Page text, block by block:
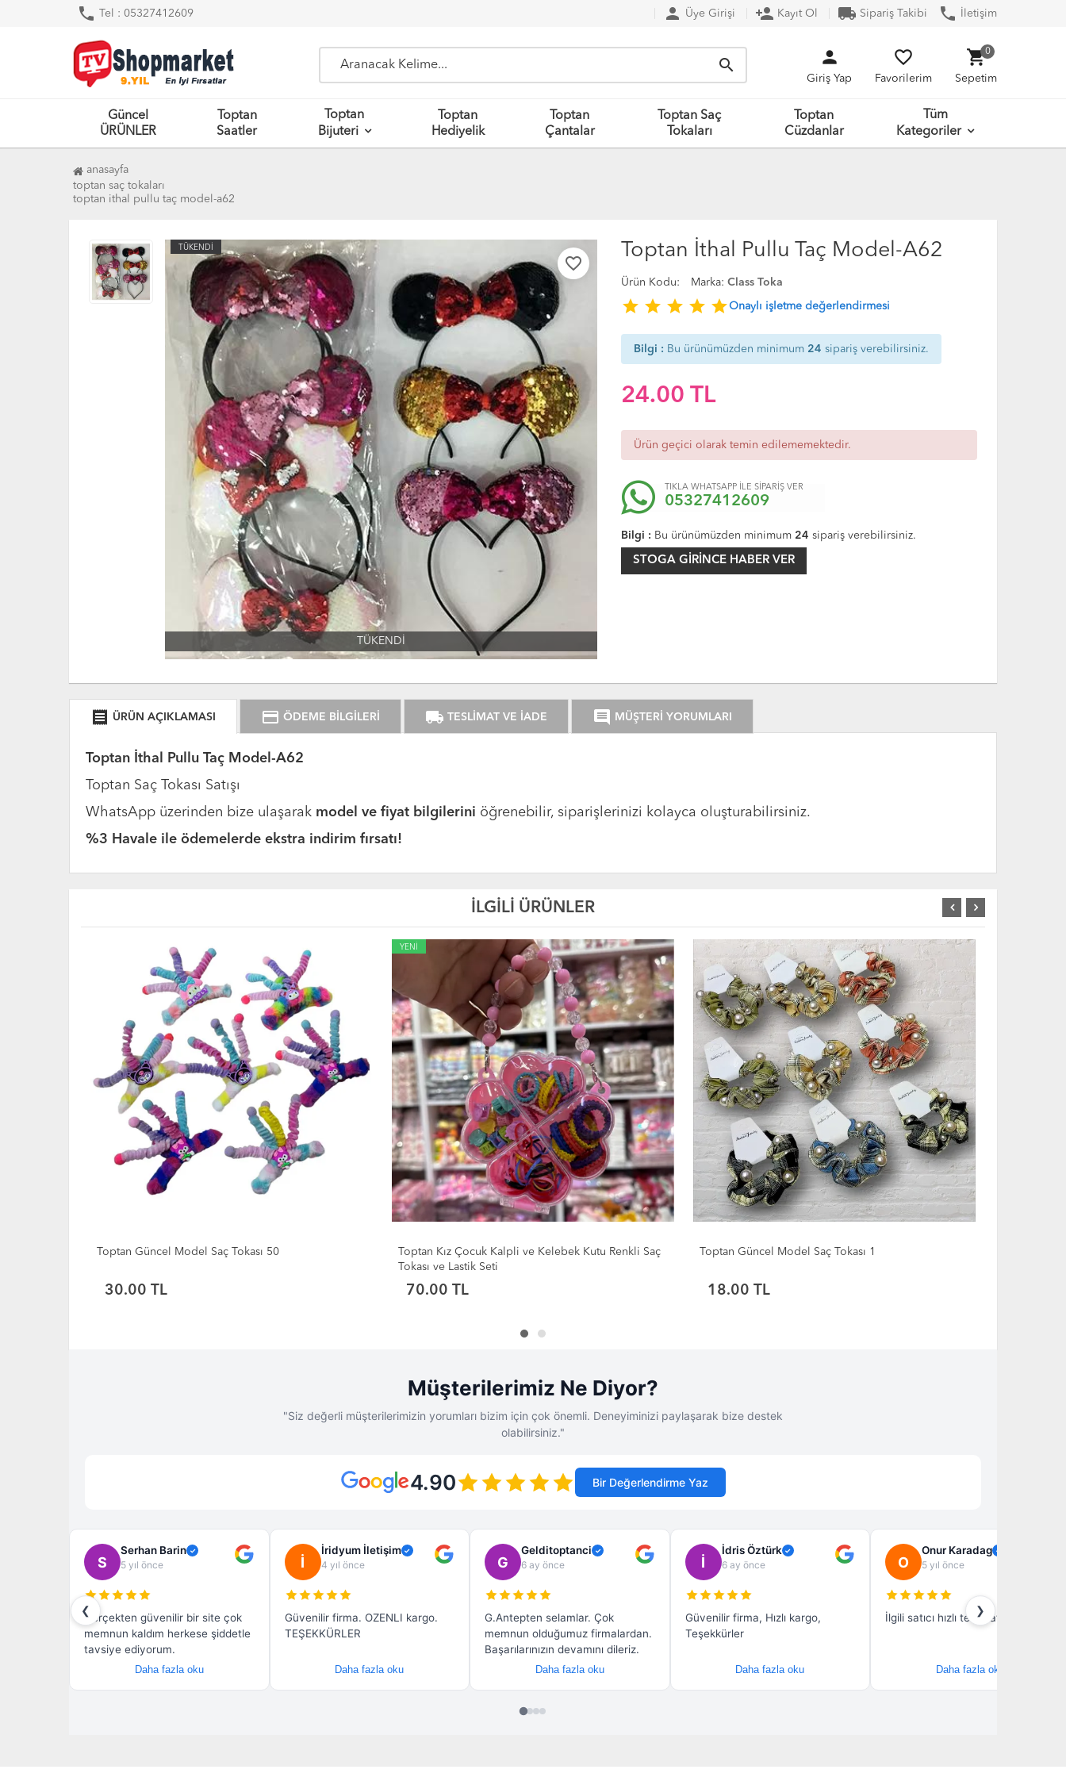
phone Tel : 05327412609 person Üye Girişi person_add Kayıt Ol local_shipping Sipariş Takibi phone İletişim
search person
Giriş Yap
favorite_border
Favorilerim
shopping_cart
Sepetim
0
Güncel
ÜRÜNLER
Toptan
Saatler
Toptan
Bijuteri
Toptan
Hediyelik
Toptan
Çantalar
Toptan Saç
Tokaları
Toptan
Cüzdanlar
Tüm
Kategoriler
anasayfa
toptan saç tokaları
toptan i̇thal pullu taç model-a62
TÜKENDİ
favorite_border
TÜKENDİ
Toptan İthal Pullu Taç Model-A62
Ürün Kodu: Marka: Class Toka
star star star star starOnaylı işletme değerlendirmesi
Bilgi : Bu ürünümüzden minimum 24 sipariş verebilirsiniz.
24.00 TL
Ürün geçici olarak temin edilememektedir.
TIKLA WHATSAPP İLE SİPARİŞ VER
05327412609
Bilgi : Bu ürünümüzden minimum 24 sipariş verebilirsiniz.
STOGA GIRINCE HABER VER
receipt ÜRÜN AÇIKLAMASI credit_card ÖDEME BİLGİLERİ local_shipping TESLİMAT VE İADE comment MÜŞTERİ YORUMLARI
Toptan İthal Pullu Taç Model-A62
Toptan Saç Tokası Satışı
WhatsApp üzerinden bize ulaşarak model ve fiyat bilgilerini öğrenebilir, siparişlerinizi kolayca oluşturabilirsiniz.
%3 Havale ile ödemelerde ekstra indirim fırsatı!
İLGİLİ ÜRÜNLER
Toptan Kız Çocuk Kalpli ve Kelebek Kutu Renkli Saç
70.00 TL
Toptan Güncel Model Saç Tokası 1
18.00 TL
Toptan Güncel Model Saç Tokası 28
24.00 TL